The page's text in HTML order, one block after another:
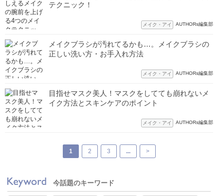
テクニック！
メイク・アイ AUTHORs編集部
メイクブラシが汚れてるかも…。メイクブラシの
正しい洗い方・お手入れ方法
メイク・アイ AUTHORs編集部
目指せマスク美人！マスクをしてても崩れないメ
イク方法とスキンケアのポイント
メイク・アイ AUTHORs編集部
1 2 3 ... >
今話題のキーワード